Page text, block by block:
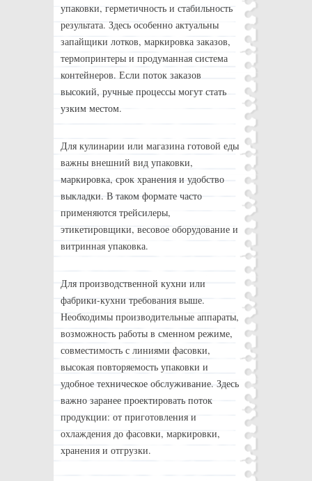
упаковки, герметичность и стабильность
результата. Здесь особенно актуальны
запайщики лотков, маркировка заказов,
термопринтеры и продуманная система
контейнеров. Если поток заказов
высокий, ручные процессы могут стать
узким местом.
Для кулинарии или магазина готовой еды
важны внешний вид упаковки,
маркировка, срок хранения и удобство
выкладки. В таком формате часто
применяются трейсилеры,
этикетировщики, весовое оборудование и
витринная упаковка.
Для производственной кухни или
фабрики-кухни требования выше.
Необходимы производительные аппараты,
возможность работы в сменном режиме,
совместимость с линиями фасовки,
высокая повторяемость упаковки и
удобное техническое обслуживание. Здесь
важно заранее проектировать поток
продукции: от приготовления и
охлаждения до фасовки, маркировки,
хранения и отгрузки.